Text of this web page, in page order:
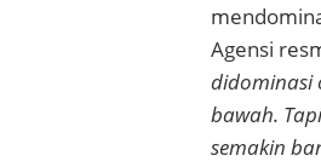
Agensi
didominasi
bawah.
semakin